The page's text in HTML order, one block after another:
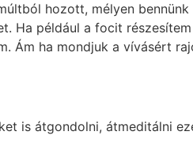
hozott, mélyen
Ha például a focit
Ám ha mondjuk a vívásért
is átgondolni, átmeditálni